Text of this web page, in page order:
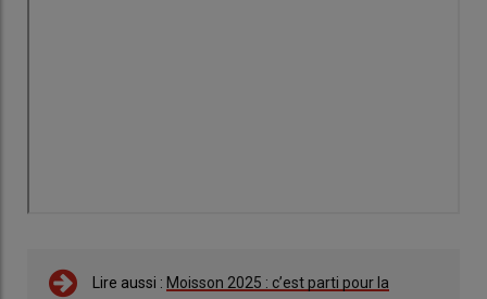
Lire aussi : Moisson 2025 : c’est parti pour la